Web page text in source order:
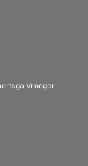
Vroeger